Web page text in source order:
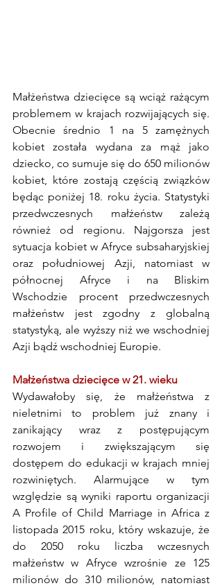
Małżeństwa dziecięce są wciąż rażącym
problemem w krajach rozwijających się.
Obecnie średnio 1 na 5 zamężnych
kobiet została wydana za mąż jako
dziecko, co sumuje się do 650 milionów
kobiet, które zostają częścią związków
będąc poniżej 18. roku życia. Statystyki
przedwczesnych małżeństw zależą
również od regionu. Najgorsza jest
sytuacja kobiet w Afryce subsaharyjskiej
oraz południowej Azji, natomiast w
północnej Afryce i na Bliskim
Wschodzie procent przedwczesnych
małżeństw jest zgodny z globalną
statystyką, ale wyższy niż we wschodniej
Azji bądź wschodniej Europie.
Małżeństwa dziecięce w 21. wieku
Wydawałoby się, że małżeństwa z
nieletnimi to problem już znany i
zanikający wraz z postępującym
rozwojem i zwiększającym się
dostępem do edukacji w krajach mniej
rozwiniętych. Alarmujące w tym
względzie są wyniki raportu organizacji
A Profile of Child Marriage in Africa z
listopada 2015 roku, który wskazuje, że
do 2050 roku liczba wczesnych
małżeństw w Afryce wzrośnie ze 125
milionów do 310 milionów, natomiast